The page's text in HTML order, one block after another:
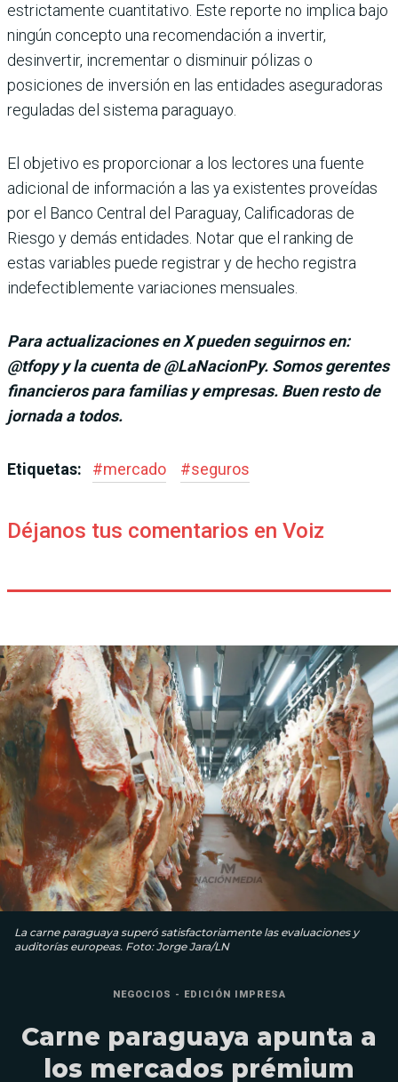
estrictamente cuantitativo. Este reporte no implica bajo
ningún concepto una recomendación a invertir,
desinvertir, incrementar o disminuir pólizas o
posiciones de inversión en las entidades aseguradoras
reguladas del sistema paraguayo.
El objetivo es proporcionar a los lectores una fuente
adicional de información a las ya existentes proveídas
por el Banco Central del Paraguay, Calificadoras de
Riesgo y demás entidades. Notar que el ranking de
estas variables puede registrar y de hecho registra
indefectiblemente variaciones mensuales.
Para actualizaciones en X pueden seguirnos en:
@tfopy y la cuenta de @LaNacionPy. Somos gerentes
financieros para familias y empresas. Buen resto de
jornada a todos.
Etiquetas: #mercado #seguros
Déjanos tus comentarios en Voiz
La carne paraguaya superó satisfactoriamente las evaluaciones y
auditorías europeas. Foto: Jorge Jara/LN
NEGOCIOS - EDICIÓN IMPRESA
Carne paraguaya apunta a
los mercados prémium